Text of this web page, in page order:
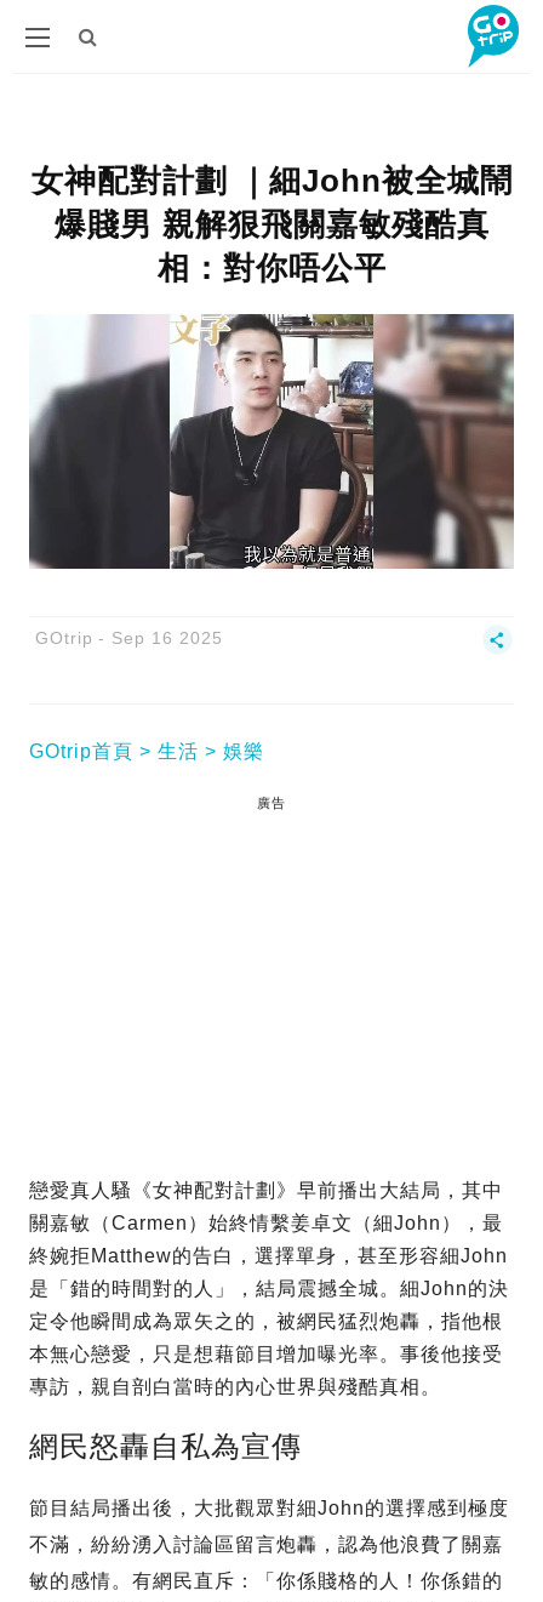
女神配對計劃 ｜細John被全城鬧
爆賤男 親解狠飛關嘉敏殘酷真
相：對你唔公平
GOtrip Sep 16 2025
GOtrip首頁 生活 娛樂
廣告
戀愛真人騷《女神配對計劃》早前播出大結局，其中
關嘉敏（Carmen）始終情繫姜卓文（細John），最
終婉拒Matthew的告白，選擇單身，甚至形容細John
是「錯的時間對的人」，結局震撼全城。細John的決
定令他瞬間成為眾矢之的，被網民猛烈炮轟，指他根
本無心戀愛，只是想藉節目增加曝光率。事後他接受
專訪，親自剖白當時的內心世界與殘酷真相。
網民怒轟自私為宣傳
節目結局播出後，大批觀眾對細John的選擇感到極度
不滿，紛紛湧入討論區留言炮轟，認為他浪費了關嘉
敏的感情。有網民直斥：「你係賤格的人！你係錯的